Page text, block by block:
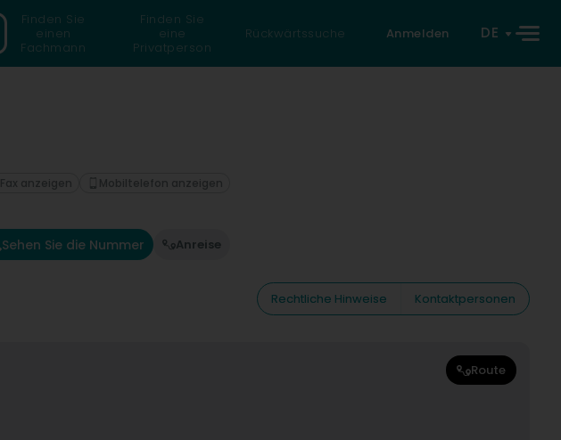
Finden Sie
einen
Fachmann
Finden Sie
eine
Privatperson
Rückwärtssuche Anmelden DE
Sehen Sie die Nummer Anreise
Fax anzeigen Mobiltelefon anzeigen
Rechtliche Hinweise
Kontaktpersonen
Route